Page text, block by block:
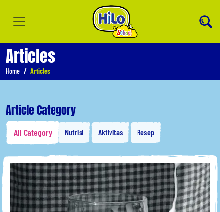
Articles
Home Articles
Article Category
All Category Nutrisi Aktivitas Resep